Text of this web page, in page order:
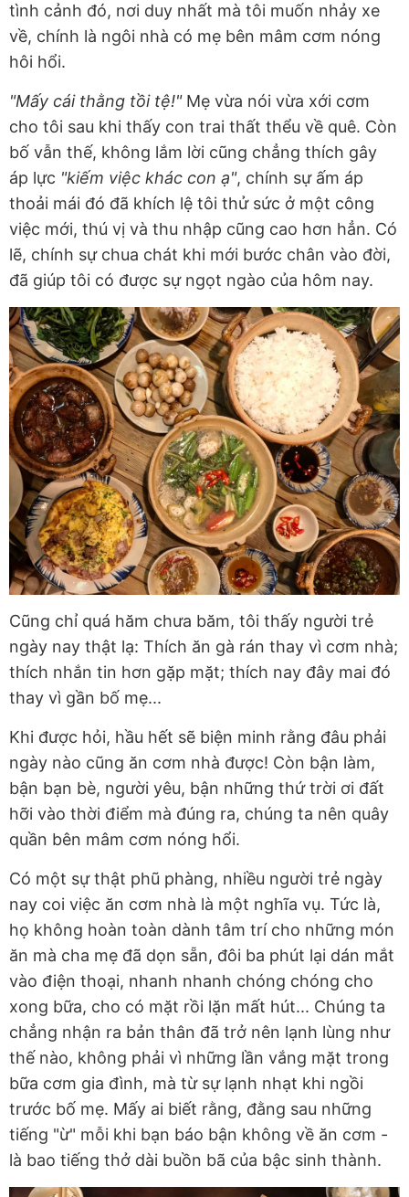
tình cảnh đó, nơi duy nhất mà tôi muốn nhảy xe
về, chính là ngôi nhà có mẹ bên mâm cơm nóng
hôi hổi.
"Mấy cái thằng tồi tệ!"Mẹ vừa nói vừa xới cơm
cho tôi sau khi thấy con trai thất thểu về quê. Còn
bố vẫn thế, không lắm lời cũng chẳng thích gây
áp lực "kiếm việc khác con ạ", chính sự ấm áp
thoải mái đó đã khích lệ tôi thử sức ở một công
việc mới, thú vị và thu nhập cũng cao hơn hẳn. Có
lẽ, chính sự chua chát khi mới bước chân vào đời,
đã giúp tôi có được sự ngọt ngào của hôm nay.
Cũng chỉ quá hăm chưa băm, tôi thấy người trẻ
ngày nay thật lạ: Thích ăn gà rán thay vì cơm nhà;
thích nhắn tin hơn gặp mặt; thích nay đây mai đó
thay vì gần bố mẹ...
Khi được hỏi, hầu hết sẽ biện minh rằng đâu phải
ngày nào cũng ăn cơm nhà được! Còn bận làm,
bận bạn bè, người yêu, bận những thứ trời ơi đất
hỡi vào thời điểm mà đúng ra, chúng ta nên quây
quần bên mâm cơm nóng hổi.
Có một sự thật phũ phàng, nhiều người trẻ ngày
nay coi việc ăn cơm nhà là một nghĩa vụ. Tức là,
họ không hoàn toàn dành tâm trí cho những món
ăn mà cha mẹ đã dọn sẵn, đôi ba phút lại dán mắt
vào điện thoại, nhanh nhanh chóng chóng cho
xong bữa, cho có mặt rồi lặn mất hút... Chúng ta
chẳng nhận ra bản thân đã trở nên lạnh lùng như
thế nào, không phải vì những lần vắng mặt trong
bữa cơm gia đình, mà từ sự lạnh nhạt khi ngồi
trước bố mẹ. Mấy ai biết rằng, đằng sau những
tiếng "ừ" mỗi khi bạn báo bận không về ăn cơm -
là bao tiếng thở dài buồn bã của bậc sinh thành.